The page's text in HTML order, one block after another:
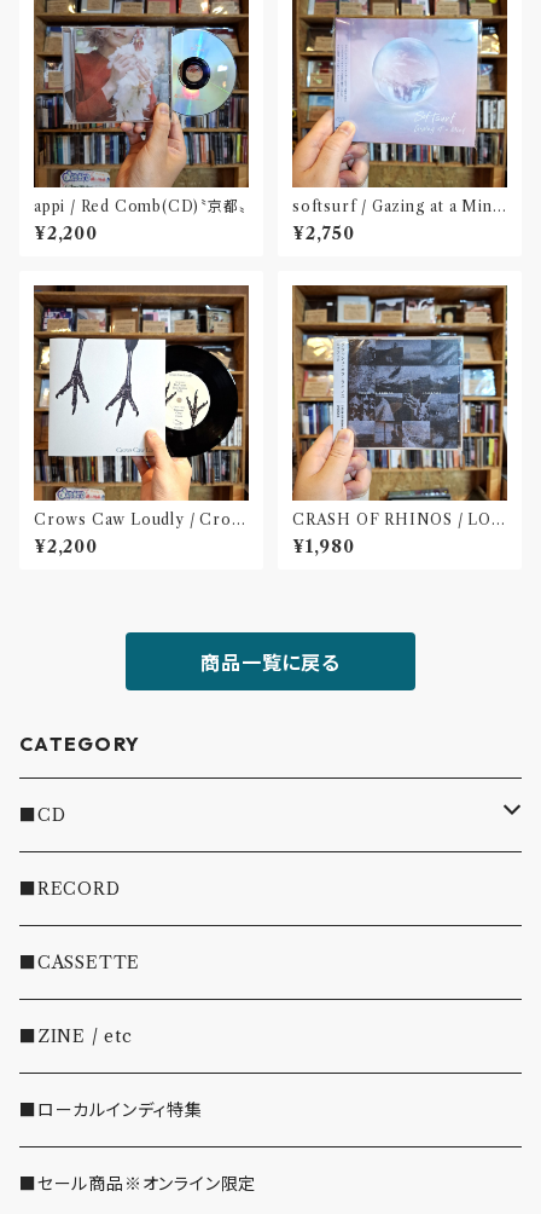
appi / Red Comb(CD)〝京都〟
¥2,200
softsurf / Gazing at a Mind
(CD)〝名古屋〟
¥2,750
Crows Caw Loudly / Crow
s Caw Loudly(2枚組 7 inch)
¥2,200
CRASH OF RHINOS / LOG
BOOK(CD)
¥1,980
商品一覧に戻る
CATEGORY
■CD
・INDIE
・EMO/PUNK/POST HC
・SHOEGAZE/DREAMPOP/POST ROCK
・OTHER(LOUD/JUNK/RAP/ etc...)
■RECORD
■CASSETTE
■ZINE / etc
■ローカルインディ特集
■セール商品※オンライン限定